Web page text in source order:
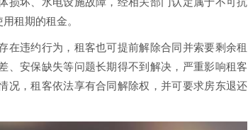
租期的租金。
在违约行为，租客也可提前解除合同并索要剩余租
、安保缺失等问题长期得不到解决，严重影响租客
况，租客依法享有合同解除权，并可要求房东退还